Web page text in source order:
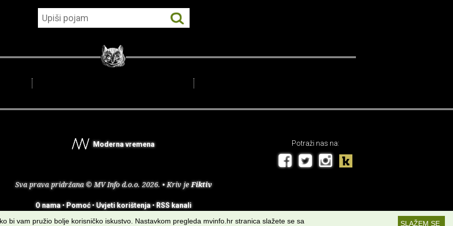
Moderna vremena
Sva prava pridržana © MV Info d.o.o. 2026. • Kriv jeFiktiv
O nama•Pomoć•Uvjeti korištenja•RSS kanali
Potraži nas na:
SLAŽEM SE
bi vam pružio bolje korisničko iskustvo. Nastavkom pregleda mvinfo.hr stranica slažete se sa